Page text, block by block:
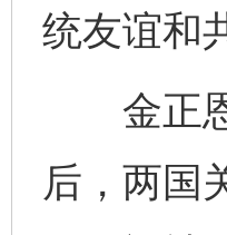
统友谊和
金正恩
后，两国